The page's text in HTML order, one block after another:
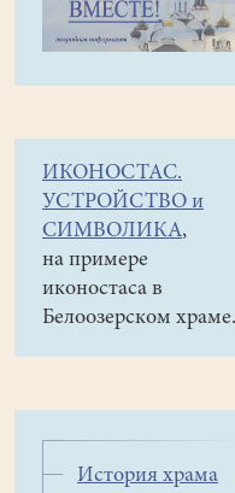
Духовенство
Отец
Роман
марта
1996
года
Указом
митрополита
Ювеналия
настоятелем
ИКОНОСТАС.
УСТРОЙСТВО и
СИМВОЛИКА,
на примере
иконостаса в
Белоозерском храме.
История храма